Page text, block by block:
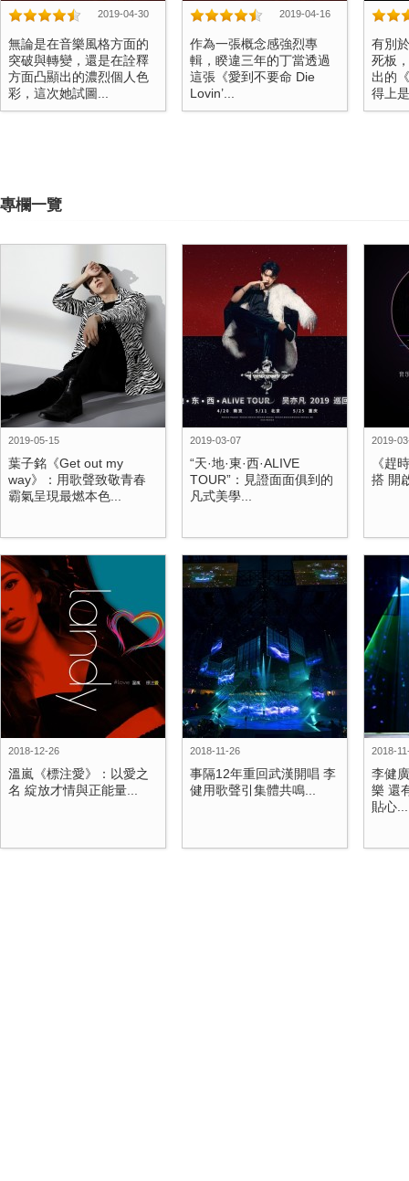
2019-04-30
無論是在音樂風格方面的
突破與轉變，還是在詮釋
方面凸顯出的濃烈個人色
彩，這次她試圖...
2019-04-16
作為一張概念感強烈專
輯，睽違三年的丁當透過
這張《愛到不要命 Die
Lovin’...
有別
死板
出的
得上
專欄一覽
2019-05-15
葉子銘《Get out my
way》：用歌聲致敬青春
霸氣呈現最燃本色...
2019-03-07
“天·地·東·西·ALIVE
TOUR”：見證面面俱到的
凡式美學...
2019-
《趕
搭 開
2018-12-26
溫嵐《標注愛》：以愛之
名 綻放才情與正能量...
2018-11-26
事隔12年重回武漢開唱 李
健用歌聲引集體共鳴...
2018-
李健
樂 還
貼心...